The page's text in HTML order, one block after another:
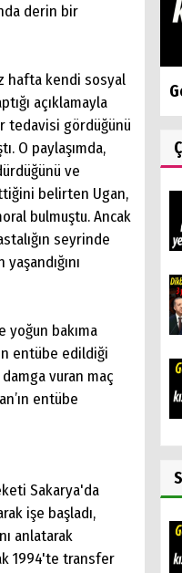
derin bir
hafta kendi sosyal
açıklamayla
tedavisi gördüğünü
O paylaşımda,
ve
belirten Ugan,
bulmuştu. Ancak
seyrinde
yoğun bakıma
entübe edildiği
vuran maç
entübe
Sakarya'da
işe başladı,
anlatarak
1994'te transfer